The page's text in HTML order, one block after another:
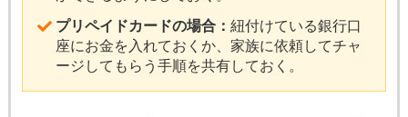
プリペイドカードの場合： 紐付けている銀行口
座にお金を入れておくか、家族に依頼してチャ
ージしてもらう手順を共有しておく。